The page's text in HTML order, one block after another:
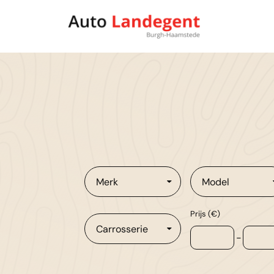
Merk Model
Carrosserie
Prijs (€)
-